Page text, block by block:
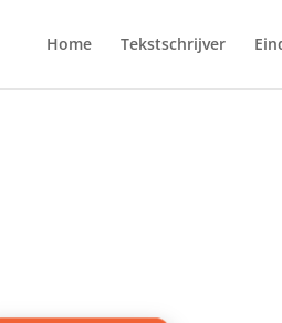
Home Tekstschrijver